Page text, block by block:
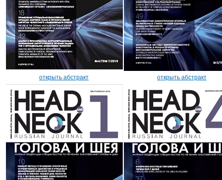
открыть абстракт открыть абстракт